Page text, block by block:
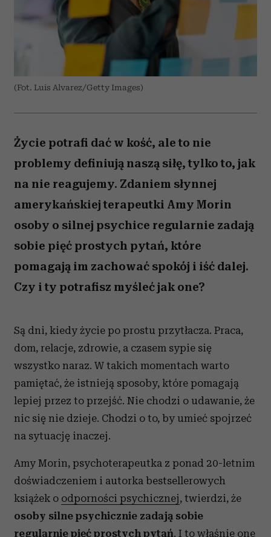
(Fot. Luis Alvarez/Getty Images)
Życie potrafi dać w kość, ale to nie
problemy definiują naszą siłę, tylko to, jak
na nie reagujemy. Zdaniem słynnej
amerykańskiej terapeutki Amy Morin
osoby o silnej psychice regularnie zadają
sobie pięć prostych pytań, które
pomagają im zachować spokój i iść dalej.
Czy i ty potrafisz myśleć jak one?
Są dni, kiedy życie po prostu przytłacza. Praca,
dom, relacje, zdrowie, a czasem sypie się
wszystko naraz. W takich momentach warto
pamiętać, że istnieją sposoby, które pomagają
lepiej przez to przejść. Nie chodzi o udawanie, że
nic się nie dzieje. Chodzi o to, by umieć spojrzeć
na sytuację inaczej.
Amy Morin, psychoterapeutka z ponad 20-letnim
doświadczeniem i autorka bestsellerowych
książek o odporności psychicznej, twierdzi, że
osoby silne psychicznie zadają sobie
regularnie pięć prostych pytań. I to właśnie one